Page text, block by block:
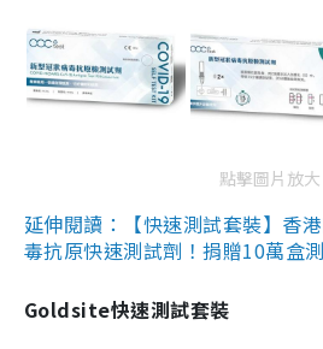
點擊圖片放大
延伸閱讀：【快速測試套裝】香
毒抗原快速測試劑！捐贈10萬盒
Goldsite快速測試套裝